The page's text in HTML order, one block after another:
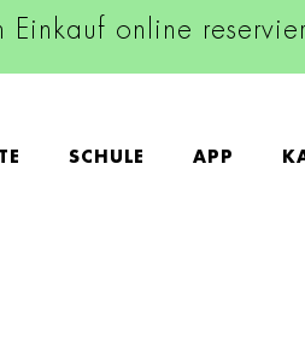
Einkauf online
SCHULE APP